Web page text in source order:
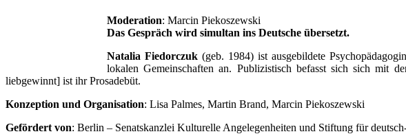
Moderation: Marcin Piekoszewski
Das Gespräch wird simultan ins Deutsche übersetzt.
Natalia Fiedorczuk (geb. 1984) ist ausgebildete
lokalen Gemeinschaften an. Publizistisch befasst sich sich mit
liebgewinnt] ist ihr Prosadebüt.
Konzeption und Organisation: Lisa Palmes, Martin Brand, Marcin Piekoszewski
Gefördert von: Berlin – Senatskanzlei Kulturelle Angelegenheiten und Stiftung für